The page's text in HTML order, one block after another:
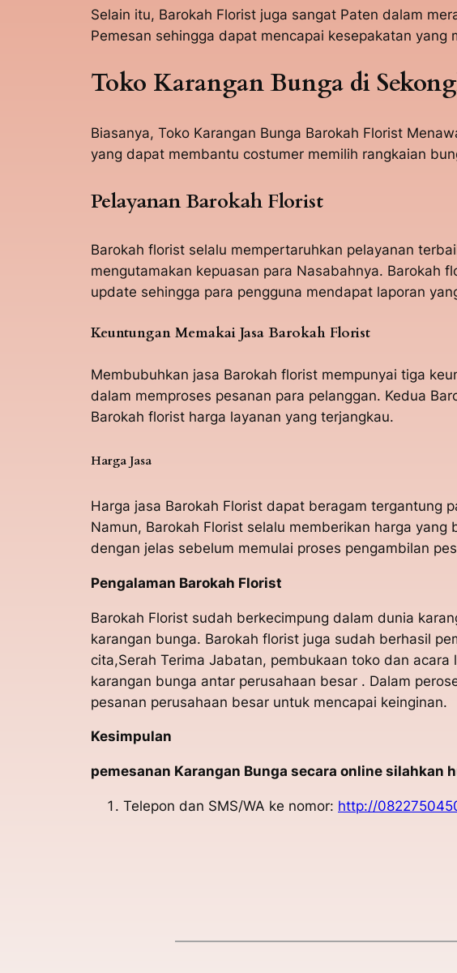
Selain itu, Barokah Florist juga sangat Paten dalam
Pemesan sehingga dapat mencapai kesepakatan
Toko Karangan Bunga di
Biasanya, Toko Karangan Bunga Barokah Florist
yang dapat membantu costumer memilih rangkaian
Pelayanan Barokah Florist
Barokah florist selalu mempertaruhkan pelayanan
mengutamakan kepuasan para Nasabahnya. Barokah
update sehingga para pengguna mendapat laporan
Keuntungan Memakai Jasa Barokah Florist
Membubuhkan jasa Barokah florist mempunyai tiga
dalam memproses pesanan para pelanggan. Kedua
Barokah florist harga layanan yang terjangkau.
Harga Jasa
Harga jasa Barokah Florist dapat beragam tergantung
Namun, Barokah Florist selalu memberikan harga
dengan jelas sebelum memulai proses pengambilan
Pengalaman Barokah Florist
Barokah Florist sudah berkecimpung dalam dunia
karangan bunga. Barokah florist juga sudah berhasil
cita,Serah Terima Jabatan, pembukaan toko dan
karangan bunga antar perusahaan besar . Dalam
pesanan perusahaan besar untuk mencapai keinginan.
Kesimpulan
pemesanan Karangan Bunga secara online silahkan
Telepon dan SMS/WA ke nomor: http://